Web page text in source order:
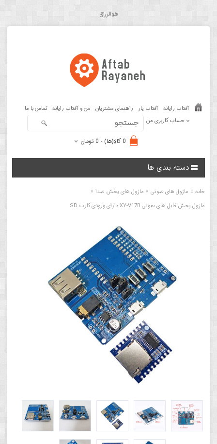
هوالرزاق
آفتاب رایانه آفتاب یار راهنمای مشتریان من و آفتاب رایانه تماس با ما
حساب کاربری من
0 کالا(ها) - 0 تومان
دسته بندی ها
خانه » ماژول های صوتی » ماژول های پخش صدا »
ماژول پخش فایل های صوتی XY-V17B دارای ورودی کارت SD